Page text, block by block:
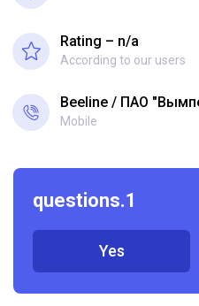
Rating – n/a
According to our users
Beeline ПАО
Mobile
questions.1
Yes